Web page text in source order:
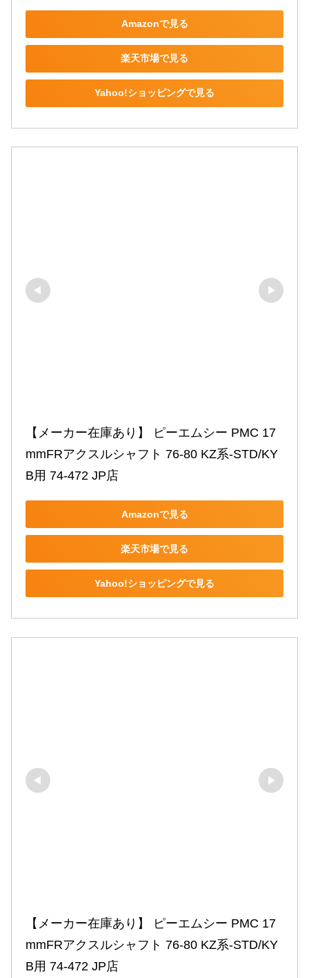
Amazonで見る
楽天市場で見る
Yahoo!ショッピングで見る
【メーカー在庫あり】 ピーエムシー PMC 17
mmFRアクスルシャフト 76-80 KZ系-STD/KY
B用 74-472 JP店
Amazonで見る
楽天市場で見る
Yahoo!ショッピングで見る
【メーカー在庫あり】 ピーエムシー PMC 17
mmFRアクスルシャフト 76-80 KZ系-STD/KY
B用 74-472 JP店